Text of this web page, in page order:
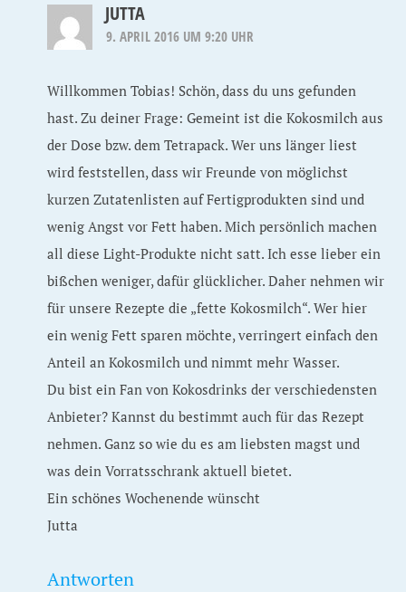
JUTTA
9. APRIL 2016 UM 9:20 UHR
Willkommen Tobias! Schön, dass du uns gefunden
hast. Zu deiner Frage: Gemeint ist die Kokosmilch aus
der Dose bzw. dem Tetrapack. Wer uns länger liest
wird feststellen, dass wir Freunde von möglichst
kurzen Zutatenlisten auf Fertigprodukten sind und
wenig Angst vor Fett haben. Mich persönlich machen
all diese Light-Produkte nicht satt. Ich esse lieber ein
bißchen weniger, dafür glücklicher. Daher nehmen wir
für unsere Rezepte die „fette Kokosmilch“. Wer hier
ein wenig Fett sparen möchte, verringert einfach den
Anteil an Kokosmilch und nimmt mehr Wasser.
Du bist ein Fan von Kokosdrinks der verschiedensten
Anbieter? Kannst du bestimmt auch für das Rezept
nehmen. Ganz so wie du es am liebsten magst und
was dein Vorratsschrank aktuell bietet.
Ein schönes Wochenende wünscht
Jutta
Antworten